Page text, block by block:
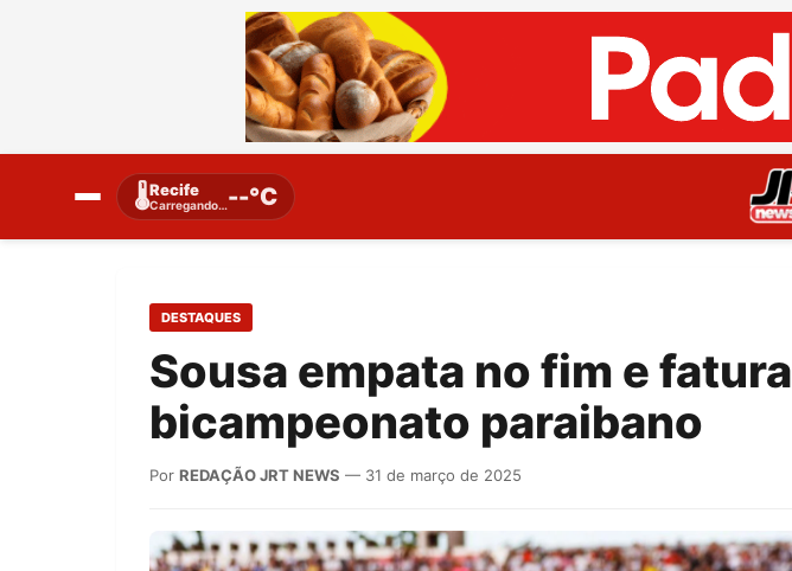
🌡️Recife
Carregando…--°C
DESTAQUES
Sousa empata no fim e fatura
bicampeonato paraibano
Por REDAÇÃO JRT NEWS — 31 de março de 2025